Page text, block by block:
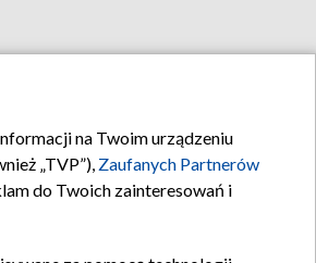
na Twoim urządzeniu
„TVP”), Zaufanych Partnerów
do Twoich zainteresowań i